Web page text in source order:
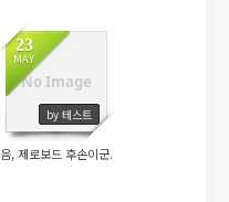
No Image
23
MAY
by 테스트
509
음, 제로보드 후손이군.